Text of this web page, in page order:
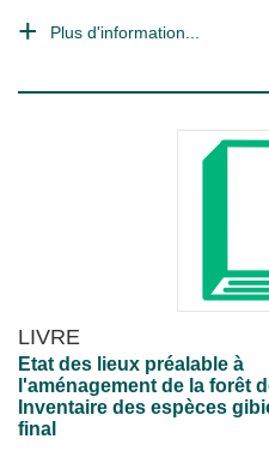
Plus d'information...
LIVRE
Etat des lieux préalable à
l'aménagement de la forêt
Inventaire des espèces
final